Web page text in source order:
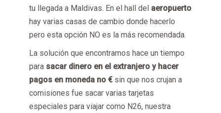
tu llegada a Maldivas. En el hall del aeropuerto
hay varias casas de cambio donde hacerlo
pero esta opción NO es la más recomendada.
La solución que encontramos hace un tiempo
para sacar dinero en el extranjero y hacer
pagos en moneda no € sin que nos crujan a
comisiones fue sacar varias tarjetas
especiales para viajar como N26, nuestra